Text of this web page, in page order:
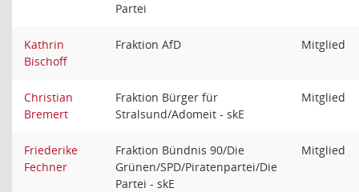
Partei
Kathrin
Bischoff
Fraktion AfD Mitglied
Christian
Bremert
Fraktion Bürger für
Stralsund/Adomeit - skE
Mitglied
Friederike
Fechner
Fraktion Bündnis 90/Die
Grünen/SPD/Piratenpartei/Die
Partei - skE
Mitglied